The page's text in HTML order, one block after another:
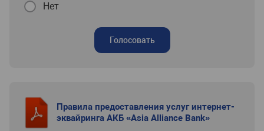
Нет
Голосовать
Правила предоставления услуг интернет-
эквайринга АКБ «Asia Alliance Bank»